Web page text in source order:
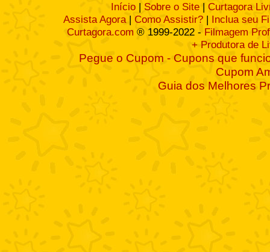
Início | Sobre o Site | Curtagora
Assista Agora| Como Assistir? | Inclua seu
Curtagora.com ® 1999-2022 - Filmagem
+ Produtora de
Pegue o Cupom - Cupons que
Cupom
Guia dos Melhores